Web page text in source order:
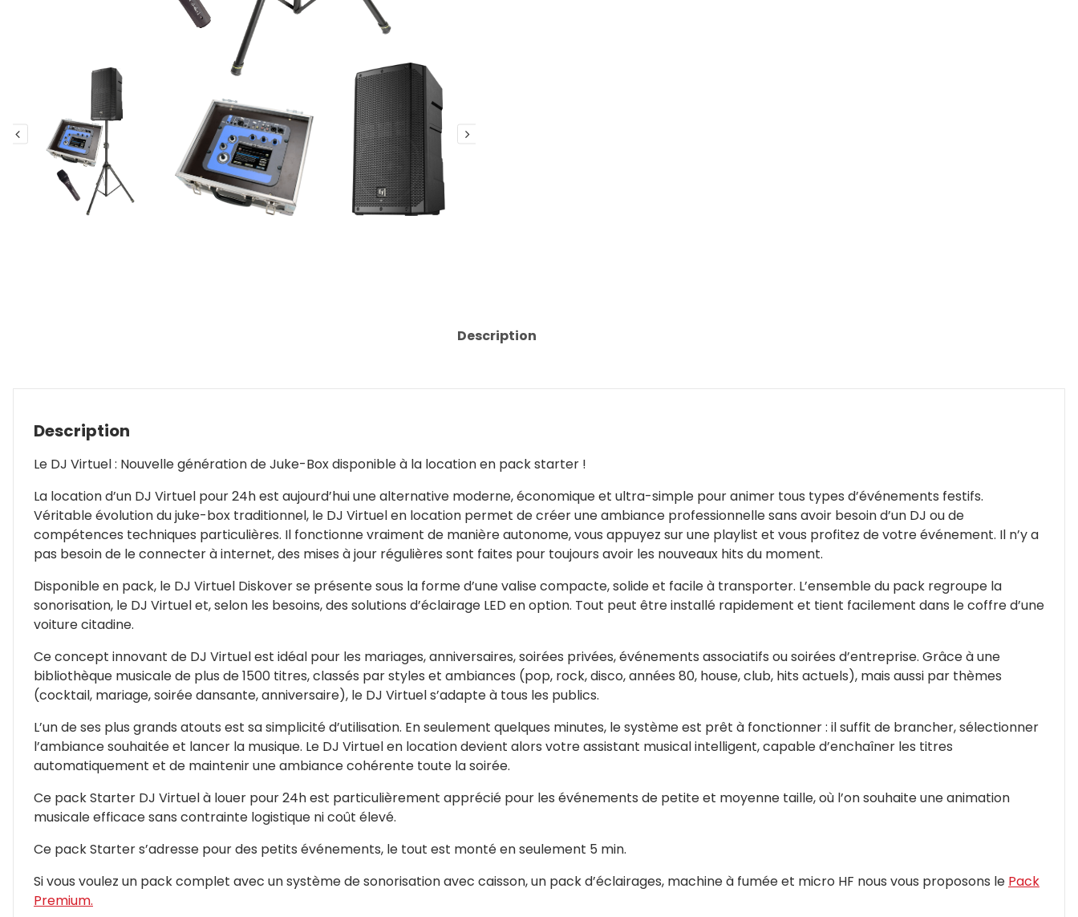
Description
Description
Le DJ Virtuel : Nouvelle génération de Juke-Box disponible à la location en pack starter !
La location d’un DJ Virtuel pour 24h est aujourd’hui une alternative moderne, économique et ultra-simple pour animer tous types d’événements festifs.
Véritable évolution du juke-box traditionnel, le DJ Virtuel en location permet de créer une ambiance professionnelle sans avoir besoin d’un DJ ou de
compétences techniques particulières. Il fonctionne vraiment de manière autonome, vous appuyez sur une playlist et vous profitez de votre événement. Il n’y a
pas besoin de le connecter à internet, des mises à jour régulières sont faites pour toujours avoir les nouveaux hits du moment.
Disponible en pack, le DJ Virtuel Diskover se présente sous la forme d’une valise compacte, solide et facile à transporter. L’ensemble du pack regroupe la
sonorisation, le DJ Virtuel et, selon les besoins, des solutions d’éclairage LED en option. Tout peut être installé rapidement et tient facilement dans le coffre d’une
voiture citadine.
Ce concept innovant de DJ Virtuel est idéal pour les mariages, anniversaires, soirées privées, événements associatifs ou soirées d’entreprise. Grâce à une
bibliothèque musicale de plus de 1500 titres, classés par styles et ambiances (pop, rock, disco, années 80, house, club, hits actuels), mais aussi par thèmes
(cocktail, mariage, soirée dansante, anniversaire), le DJ Virtuel s’adapte à tous les publics.
L’un de ses plus grands atouts est sa simplicité d’utilisation. En seulement quelques minutes, le système est prêt à fonctionner : il suffit de brancher, sélectionner
l’ambiance souhaitée et lancer la musique. Le DJ Virtuel en location devient alors votre assistant musical intelligent, capable d’enchaîner les titres
automatiquement et de maintenir une ambiance cohérente toute la soirée.
Ce pack Starter DJ Virtuel à louer pour 24h est particulièrement apprécié pour les événements de petite et moyenne taille, où l’on souhaite une animation
musicale efficace sans contrainte logistique ni coût élevé.
Ce pack Starter s’adresse pour des petits événements, le tout est monté en seulement 5 min.
Si vous voulez un pack complet avec un système de sonorisation avec caisson, un pack d’éclairages, machine à fumée et micro HF nous vous proposons le Pack
Premium.